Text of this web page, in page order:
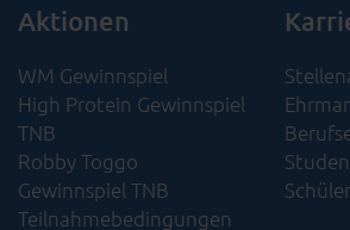
Aktionen
WM Gewinnspiel
High Protein Gewinnspiel
TNB
Robby Toggo
Gewinnspiel TNB
Teilnahmebedingungen
Schüler